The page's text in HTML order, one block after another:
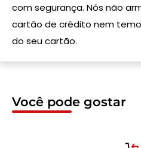
com segurança. Nós não
cartão de crédito nem
do seu cartão.
Você pode gostar